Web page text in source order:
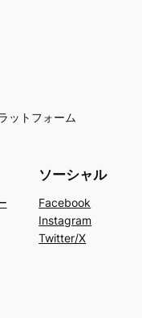
ットフォーム
ソーシャル
Facebook
Instagram
Twitter/X